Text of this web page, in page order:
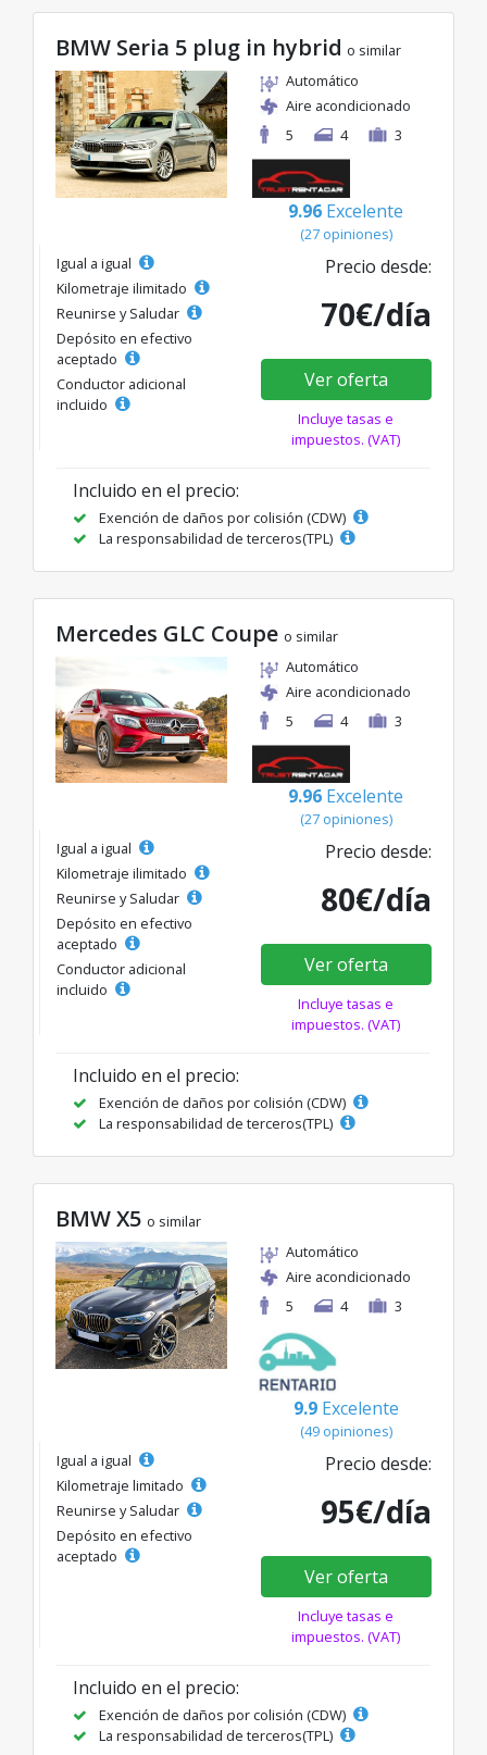
BMW Seria 5 plug in hybrid o similar
Automático
Aire acondicionado
5
4 3
9.96 Excelente
(27 opiniones)
Igual a igual
Kilometraje ilimitado
Reunirse y Saludar
Depósito en efectivo
aceptado
Conductor adicional
incluido
Precio desde:
70€/día
Ver oferta
Incluye tasas e
impuestos. (VAT)
Incluido en el precio:
Exención de daños por colisión (CDW)
La responsabilidad de terceros(TPL)
Mercedes GLC Coupe o similar
Automático
Aire acondicionado
5
4 3
9.96 Excelente
(27 opiniones)
Igual a igual
Kilometraje ilimitado
Reunirse y Saludar
Depósito en efectivo
aceptado
Conductor adicional
incluido
Precio desde:
80€/día
Ver oferta
Incluye tasas e
impuestos. (VAT)
Incluido en el precio:
Exención de daños por colisión (CDW)
La responsabilidad de terceros(TPL)
BMW X5 o similar
Automático
Aire acondicionado
5
4 3
9.9 Excelente
(49 opiniones)
Igual a igual
Kilometraje limitado
Reunirse y Saludar
Depósito en efectivo
aceptado
Precio desde:
95€/día
Ver oferta
Incluye tasas e
impuestos. (VAT)
Incluido en el precio:
Exención de daños por colisión (CDW)
La responsabilidad de terceros(TPL)